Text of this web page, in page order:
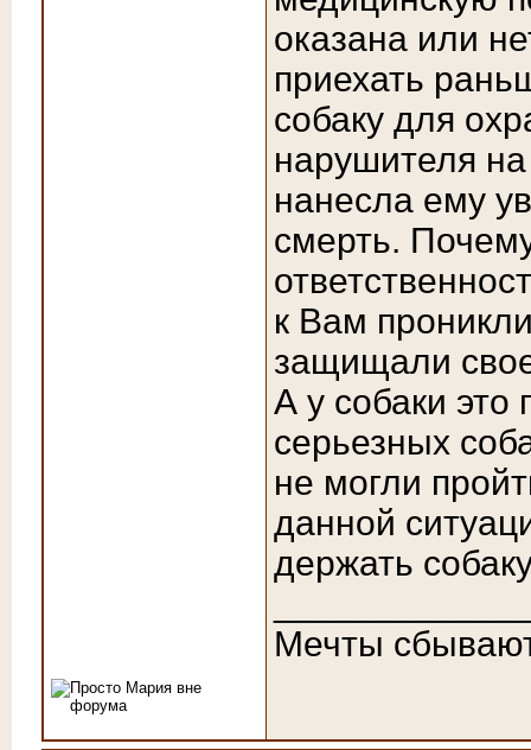
оказана или
приехать
собаку для
нарушителя
нанесла ему
смерть.
к Вам
защищали
А у собаки
серьезных
не могли
данной
держать
Мечты